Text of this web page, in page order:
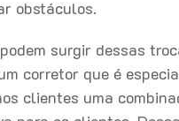
obstáculos.
surgir dessas
corretor que é
clientes uma